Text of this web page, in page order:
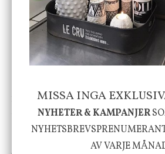
House Doctor
Skål, Hands marmor
-20%
Nicolas
415
MISSA INGA
NYHETER & KAMPANJER
AV VARJE